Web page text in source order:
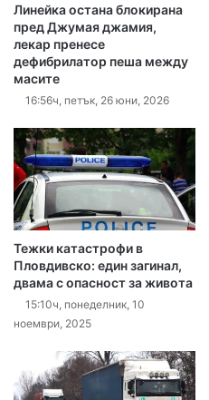
Линейка остана блокирана
пред Джумая джамия,
лекар пренесе
дефибрилатор пеша между
масите
16:56ч, петък, 26 юни, 2026
Тежки катастрофи в
Пловдивско: един загинал,
двама с опасност за живота
15:10ч, понеделник, 10
ноември, 2025